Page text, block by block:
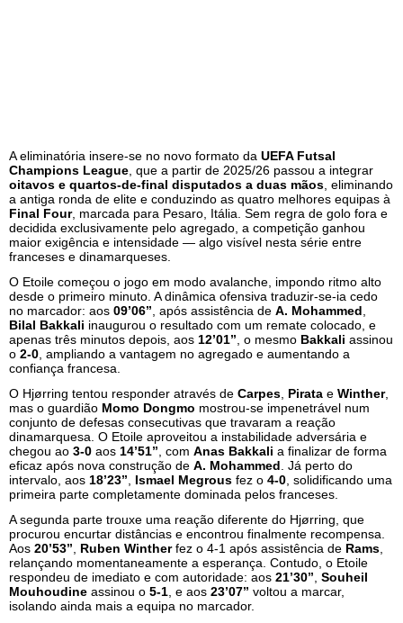
A eliminatória insere-se no novo formato da UEFA Futsal
Champions League , que a partir de 2025/26 passou a integrar
oitavos e quartos-de-final disputados a duas mãos , eliminando
a antiga ronda de elite e conduzindo as quatro melhores equipas à
Final Four, marcada para Pesaro, Itália. Sem regra de golo fora e
decidida exclusivamente pelo agregado, a competição ganhou
maior exigência e intensidade — algo visível nesta série entre
franceses e dinamarqueses.
O Etoile começou o jogo em modo avalanche, impondo ritmo alto
desde o primeiro minuto. A dinâmica ofensiva traduzir-se-ia cedo
no marcador: aos 09’06’’ , após assistência de A. Mohammed
Bilal Bakkali inaugurou o resultado com um remate colocado, e
apenas três minutos depois, aos 12’01’’ , o mesmo Bakkali assinou
o 2-0 , ampliando a vantagem no agregado e aumentando a
confiança francesa.
O Hjørring tentou responder através de Carpes Pirata e Winther,
mas o guardião Momo Dongmo mostrou-se impenetrável num
conjunto de defesas consecutivas que travaram a reação
dinamarquesa. O Etoile aproveitou a instabilidade adversária e
chegou ao 3-0 aos 14’51’’ , com Anas Bakkali a finalizar de forma
eficaz após nova construção de A. Mohammed . Já perto do
intervalo, aos 18’23’’ Ismael Megrous fez o 4-0 , solidificando uma
primeira parte completamente dominada pelos franceses.
A segunda parte trouxe uma reação diferente do Hjørring, que
procurou encurtar distâncias e encontrou finalmente recompensa.
Aos 20’53’’ Ruben Wintherfez o 4-1 após assistência de Rams
relançando momentaneamente a esperança. Contudo, o Etoile
respondeu de imediato e com autoridade: aos 21’30’’ Souheil
Mouhoudine assinou o 5-1 , e aos 23’07’’ voltou a marcar,
isolando ainda mais a equipa no marcador.